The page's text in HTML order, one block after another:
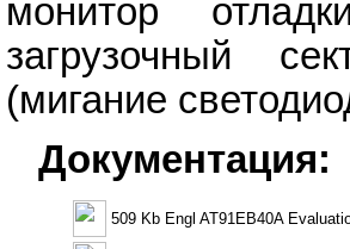
монитор
загрузочный
(мигание
Документация:
509 Kb Engl AT91EB40A